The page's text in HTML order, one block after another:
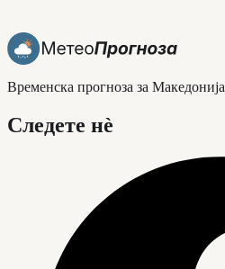
Временска прогноза за Македонија
Следете нè